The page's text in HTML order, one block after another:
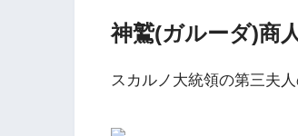
神鷲(ガルーダ)商
スカルノ大統領の第三夫